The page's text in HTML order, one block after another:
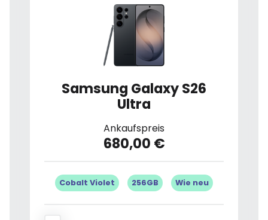
Samsung Galaxy S26
Ultra
Ankaufspreis
680,00 €
Cobalt Violet 256GB Wie neu